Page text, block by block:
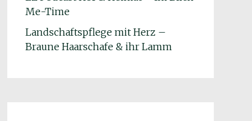
Me-Time
Landschaftspflege mit Herz –
Braune Haarschafe & ihr Lamm